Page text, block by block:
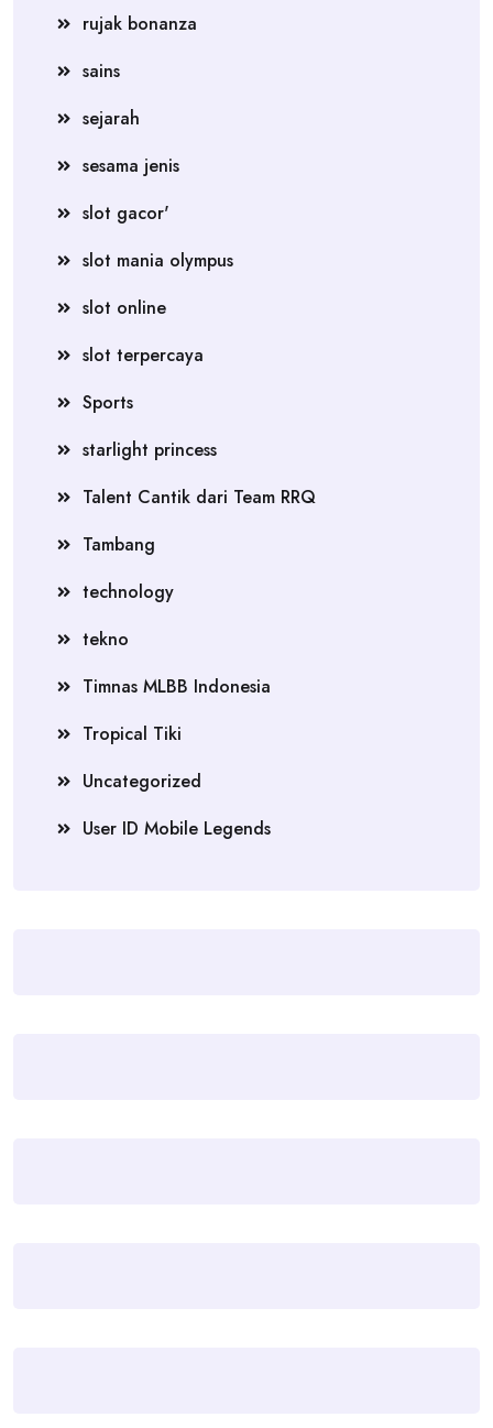
rujak bonanza
sains
sejarah
sesama jenis
slot gacor'
slot mania olympus
slot online
slot terpercaya
Sports
starlight princess
Talent Cantik dari Team RRQ
Tambang
technology
tekno
Timnas MLBB Indonesia
Tropical Tiki
Uncategorized
User ID Mobile Legends